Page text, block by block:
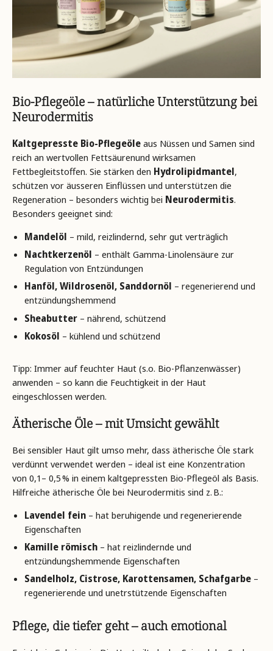
Bio-Pflegeöle – natürliche Unterstützung bei
Neurodermitis
Kaltgepresste Bio-Pflegeöle aus Nüssen und Samen sind
reich an wertvollen Fettsäurenund wirksamen
Fettbegleitstoffen. Sie stärken den Hydrolipidmantel,
schützen vor äusseren Einflüssen und unterstützen die
Regeneration – besonders wichtig bei Neurodermitis.
Besonders geeignet sind:
Mandelöl – mild, reizlindernd, sehr gut verträglich
Nachtkerzenöl – enthält Gamma-Linolensäure zur
Regulation von Entzündungen
Hanföl, Wildrosenöl, Sanddornöl – regenerierend und
entzündungshemmend
Sheabutter – nährend, schützend
Kokosöl – kühlend und schützend
Tipp: Immer auf feuchter Haut (s.o. Bio-Pflanzenwässer)
anwenden – so kann die Feuchtigkeit in der Haut
eingeschlossen werden.
Ätherische Öle – mit Umsicht gewählt
Bei sensibler Haut gilt umso mehr, dass ätherische Öle stark
verdünnt verwendet werden – ideal ist eine Konzentration
von 0,1– 0,5 % in einem kaltgepressten Bio-Pflegeöl als Basis.
Hilfreiche ätherische Öle bei Neurodermitis sind z. B.:
Lavendel fein – hat beruhigende und regenerierende
Eigenschaften
Kamille römisch – hat reizlindernde und
entzündungshemmende Eigenschaften
Sandelholz, Cistrose, Karottensamen, Schafgarbe –
regenerierende und unetrstützende Eigenschaften
Pflege, die tiefer geht – auch emotional